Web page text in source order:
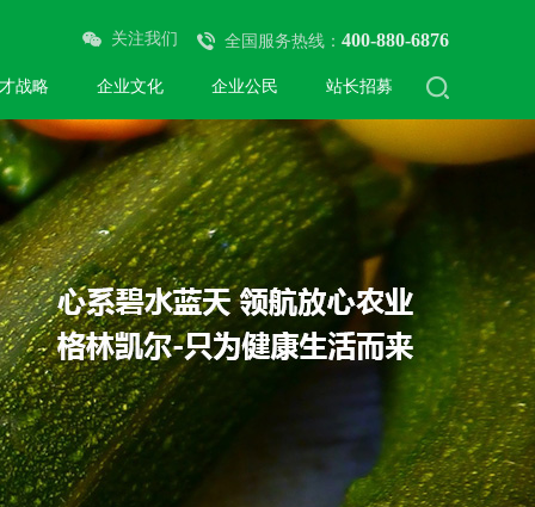
全国服务热线： 400-880-6876
关注我们
战略 企业文化 企业公民 站长招募